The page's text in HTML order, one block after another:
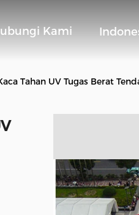
Kami
Tahan UV Tugas Berat